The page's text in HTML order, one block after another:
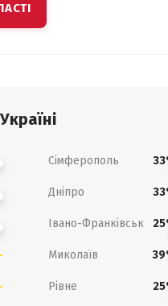
Сімферополь
Дніпро
Івано-Франківськ
Миколаїв
Рівне